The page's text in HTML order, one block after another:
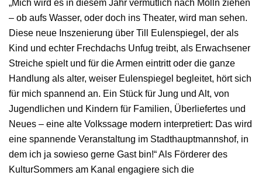
„Mich wird es in diesem Jahr vermutlich nach Mölln ziehen
– ob aufs Wasser, oder doch ins Theater, wird man sehen.
Diese neue Inszenierung über Till Eulenspiegel, der als
Kind und echter Frechdachs Unfug treibt, als Erwachsener
Streiche spielt und für die Armen eintritt oder die ganze
Handlung als alter, weiser Eulenspiegel begleitet, hört sich
für mich spannend an. Ein Stück für Jung und Alt, von
Jugendlichen und Kindern für Familien, Überliefertes und
Neues – eine alte Volkssage modern interpretiert: Das wird
eine spannende Veranstaltung im Stadthauptmannshof, in
dem ich ja sowieso gerne Gast bin!“ Als Förderer des
KulturSommers am Kanal engagiere sich die